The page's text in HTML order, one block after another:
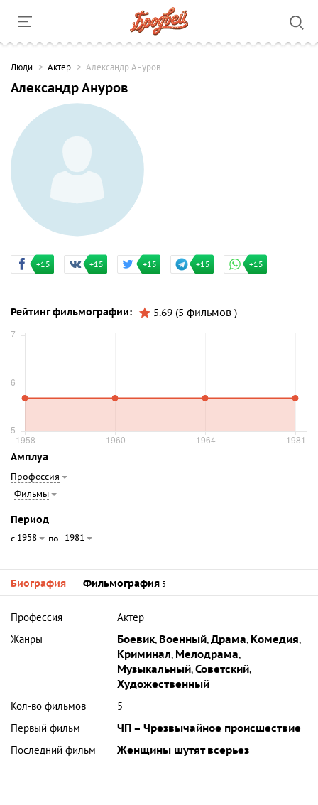
Люди Актер Александр Ануров
Александр Ануров
+15 +15 +15 +15 +15
Рейтинг фильмографии: 5.69 (5 фильмов )
Амплуа
Профессия
Фильмы
Период
с 1958 по 1981
Биография Фильмография 5
Профессия
Актер
Жанры
Боевик, Военный,Драма, Комедия,
Криминал, Мелодрама,
Музыкальный,Советский,
Художественный
Кол-во фильмов
5
Первый фильм
ЧП – Чрезвычайное происшествие
Последний фильм
Женщины шутят всерьез